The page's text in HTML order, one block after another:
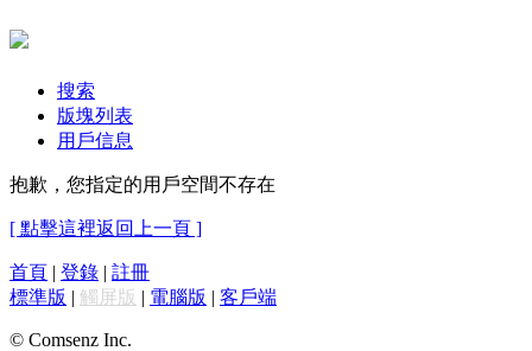
搜索
版塊列表
用戶信息
抱歉，您指定的用戶空間不存在
[ 點擊這裡返回上一頁 ]
首頁 | 登錄 | 註冊
標準版 | 觸屏版 | 電腦版 | 客戶端
© Comsenz Inc.